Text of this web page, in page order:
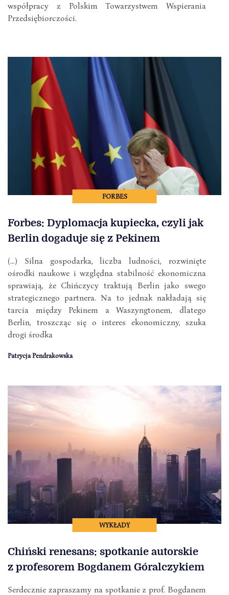
współpracy z Polskim Towarzystwem Wspierania
Przedsiębiorczości.
FORBES
Forbes: Dyplomacja kupiecka, czyli jak
Berlin dogaduje się z Pekinem
(...) Silna gospodarka, liczba ludności, rozwinięte
ośrodki naukowe i względna stabilność ekonomiczna
sprawiają, że Chińczycy traktują Berlin jako swego
strategicznego partnera. Na to jednak nakładają się
tarcia między Pekinem a Waszyngtonem, dlatego
Berlin, troszcząc się o interes ekonomiczny, szuka
drogi środka
Patrycja Pendrakowska
WYKŁADY
Chiński renesans: spotkanie autorskie
z profesorem Bogdanem Góralczykiem
Serdecznie zapraszamy na spotkanie z prof. Bogdanem